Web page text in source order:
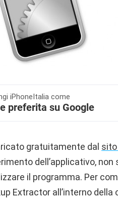
iPhoneItalia come
preferita su Google
gratuitamente dal
dell’applicativo, non
il programma. Per
Extractor all’interno